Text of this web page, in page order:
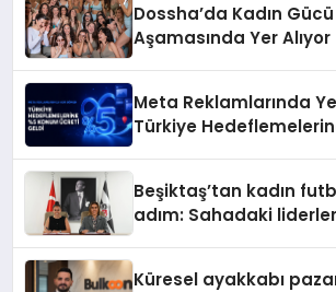
Dossha’da Kadın
Aşamasında Yer Alıyor
Meta Reklamlarında
Türkiye
Beşiktaş’tan kadın
adım: Sahadaki
Küresel ayakkabı